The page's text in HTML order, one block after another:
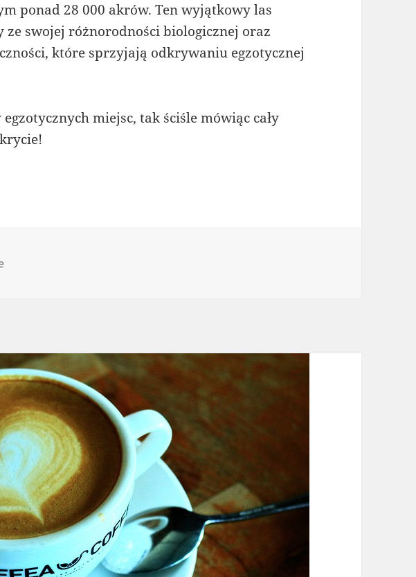
ponad 28 000 akrów. Ten wyjątkowy las
ze swojej różnorodności biologicznej oraz
które sprzyjają odkrywaniu egzotycznej
miejsc, tak ściśle mówiąc cały